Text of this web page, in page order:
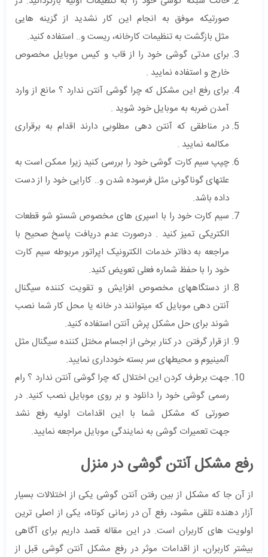
صورتیکه موفق به انجام این کار نشدید از گزینه هایی
مثل بازگشت به تنظیمات کارخانه، ریست و.. استفاده کنید.
برای مدتی گوشی خود را از قاب و کیس موبایل مخصوص
خارج و استفاده نمایید .
برای رفع این مشکل که چرا گوشی آنتن ندارد ؟ مانع از وارد
آمدن ضربه به موبایل خود شوید .
در مناطقی که آنتن دهی مطلوبی دارند اقدام به برقراری
مکالمه نمایید .
چپپ سیم کارت گوشی خود را بررسی کنید زیرا ممکن است به
علتهای گوناگونی مثل فرسوده شدن و.. کارایی خود را از دست
داده باشد.
سیم کارت خود را با اسپری های مخصوص شستو شو قطعات
الکتریکی تمیز کنید . درصورت عدم دریافت پاسخ صحیح با
مراجعه به دفاتر خدمات الکترونیک اپراتور مربوطه سیم کارت
خود را با حفظ شماره فعلی تعویض کنید.
از دستگاههای مخصوص افزایش و تقویت کننده سیگنال
آنتن دهی موبایل که میتوانند در خانه یا محل کار شما نصب
شوند برای حل مشکل پرش آنتن استفاده کنید.
از قرار گرفتن در کنار برخی از اجسام مختل کننده سیگنال مثل
آلمینیوم و محیطهای سر بسته خودداری نمایید.
جهت برطرف کردن این اختلال که چرا گوشی آنتن ندارد ؟ رام
رسمی گوشی خود را دانلود و بر روی موبایل نصب کنید. در
صورتی که مشکل شما با این اقدامات اولیه رفع نشد
جهت تعمیرات گوشی به نمایندگی موبایل مراجعه نمایید.
رفع مشکل آنتن گوشی در منزل
از آن جا که مشکل از بین رفتن آنتن گوشی یکی از اختلالات بسیار
آزار دهنده تلقی مشود، رفع آن در زمانی کوتاه، یکی از اصلی ترین
اولویت های کاربران است. در این مقاله قصد داریم برای آگاهی
بیشتر کاربران، از اقدامات موثر در رفع مشکل آنتن گوشی قبل از